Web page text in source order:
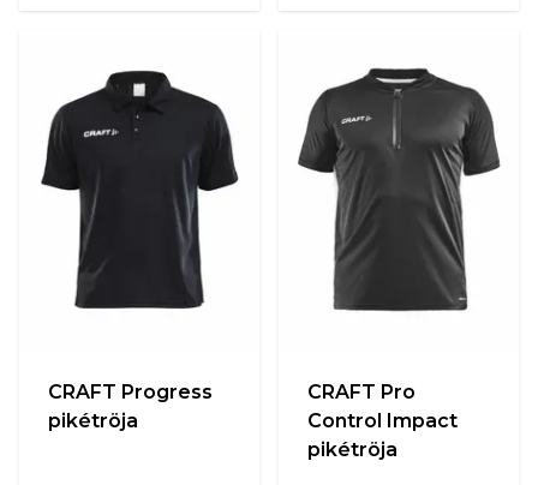
CRAFT Progress
pikétröja
CRAFT Pro
Control Impact
pikétröja